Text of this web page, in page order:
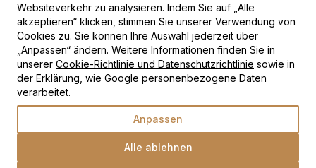
Moderne Teppiche
Vintage Teppiche
Shaggy Teppiche
Kinderteppiche
Zahlungsarten
Websiteverkehr zu analysieren. Indem Sie auf „Alle
akzeptieren“ klicken, stimmen Sie unserer Verwendung von
Cookies zu. Sie können Ihre Auswahl jederzeit über
„Anpassen“ ändern. Weitere Informationen finden Sie in
unserer Cookie-Richtlinie und Datenschutzrichtlinie sowie in
der Erklärung, wie Google personenbezogene Daten
verarbeitet.
Anpassen
Alle ablehnen